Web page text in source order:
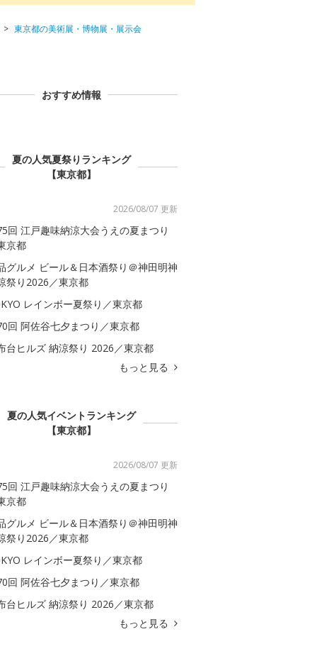
東京都の美術展・博物展・展示会
おすすめ情報
夏の人気夏祭りランキング
【東京都】
2026/08/07 更新
回 江戸趣味納涼大会うえの夏まつり
京都
グルメ ビール＆日本酒祭り＠神田明神
祭り2026／東京都
レインボー夏祭り／東京都
回 阿佐谷七夕まつり／東京都
台ヒルズ 納涼祭り 2026／東京都
もっと見る
夏の人気イベントランキング
【東京都】
2026/08/07 更新
回 江戸趣味納涼大会うえの夏まつり
京都
グルメ ビール＆日本酒祭り＠神田明神
祭り2026／東京都
レインボー夏祭り／東京都
回 阿佐谷七夕まつり／東京都
台ヒルズ 納涼祭り 2026／東京都
もっと見る